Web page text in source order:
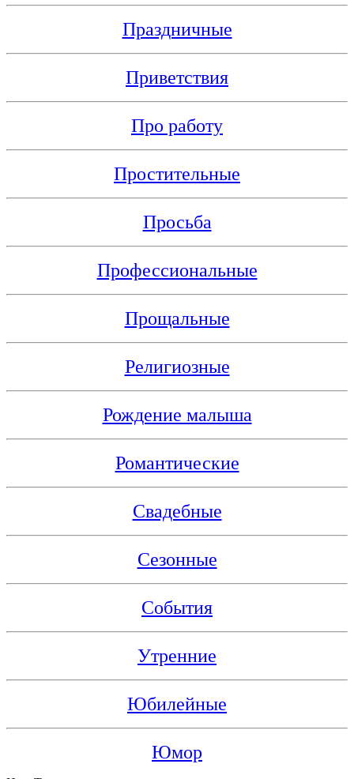
Праздничные
Приветствия
Про работу
Простительные
Просьба
Профессиональные
Прощальные
Религиозные
Рождение малыша
Романтические
Свадебные
Сезонные
События
Утренние
Юбилейные
Юмор